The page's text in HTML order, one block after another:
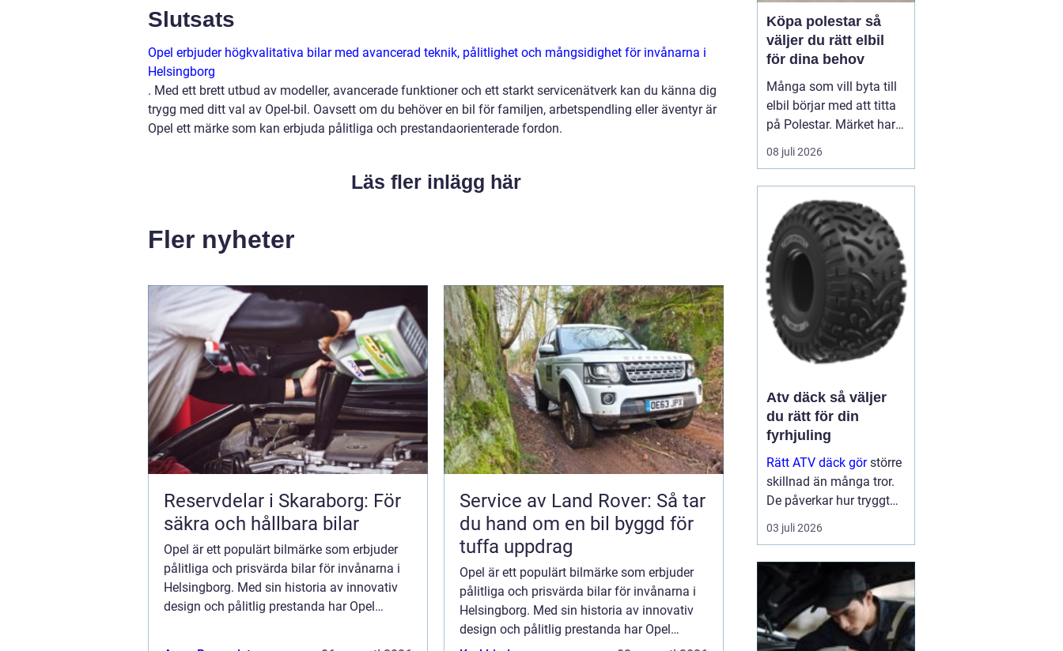
Slutsats
Opel erbjuder högkvalitativa bilar med avancerad teknik, pålitlighet och mångsidighet för invånarna i
Helsingborg
. Med ett brett utbud av modeller, avancerade funktioner och ett starkt servicenätverk kan du känna dig
trygg med ditt val av Opel-bil. Oavsett om du behöver en bil för familjen, arbetspendling eller äventyr är
Opel ett märke som kan erbjuda pålitliga och prestandaorienterade fordon.
Läs fler inlägg här
Fler nyheter
Reservdelar i Skaraborg: För
säkra och hållbara bilar
Opel är ett populärt bilmärke som erbjuder
pålitliga och prisvärda bilar för invånarna i
Helsingborg. Med sin historia av innovativ
design och pålitlig prestanda har Opel
Service av Land Rover: Så tar
du hand om en bil byggd för
tuffa uppdrag
Opel är ett populärt bilmärke som erbjuder
pålitliga och prisvärda bilar för invånarna i
Helsingborg. Med sin historia av innovativ
design och pålitlig prestanda har Opel
Köpa polestar så
väljer du rätt elbil
för dina behov
Många som vill byta till
elbil börjar med att titta
på Polestar. Märket har
blivit en symbol för
modern, elektrisk körning
hållbarhet går hand i
hand. Men hur vet du om
en Polestar passar dig,
och vilken modell som är
rätt val?...
08 juli 2026
Atv däck så väljer
du rätt för din
fyrhjuling
Rätt ATV däck görstörre
skillnad än många tror.
De påverkar hur tryggt
fyrhjulingen beter sig på
väg, hur effektivt den tar
och hur marken under
hjulen mår efteråt. Med
ge...
03 juli 2026